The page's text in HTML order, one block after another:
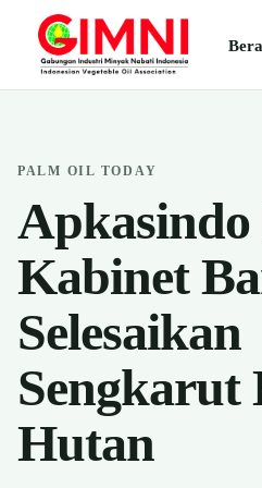
PALM OIL TODAY
Kabinet
Selesaikan
Sengkarut
Hutan